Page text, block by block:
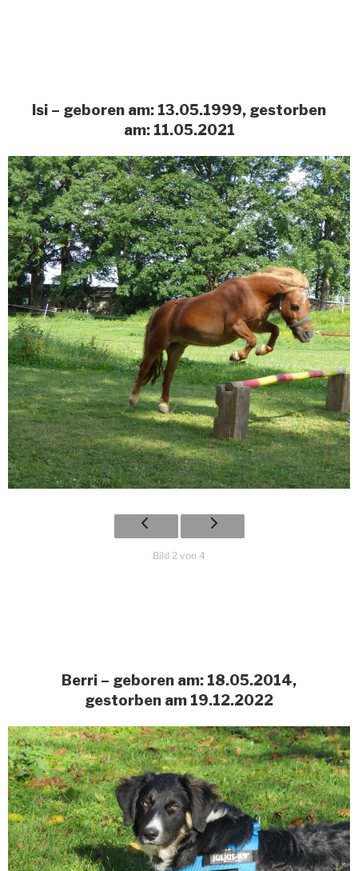
Isi – geboren am: 13.05.1999, gestorben
am: 11.05.2021
Bild 2 von 4
Berri – geboren am: 18.05.2014,
gestorben am 19.12.2022